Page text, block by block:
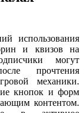
использования
и квизов на
могут
прочтения
механики.
кнопок и форм
контентом.